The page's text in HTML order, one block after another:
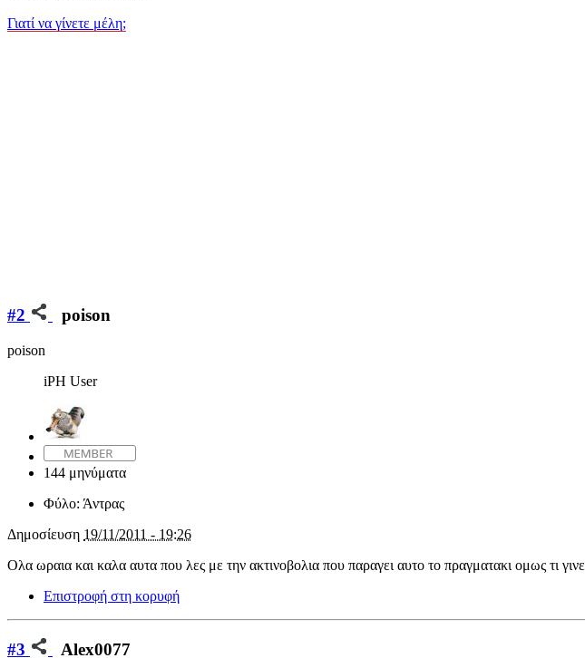
Γιατί να γίνετε μέλη;
#2 poison
poison
iPH User
144 μηνύματα
Φύλο: Άντρας
Δημοσίευση 19/11/2011 - 19:26
Ολα ωραια και καλα αυτα που λες με την ακτινοβολια που παραγει αυτο το πραγματακι ομως τι
Επιστροφή στη κορυφή
#3 Alex0077